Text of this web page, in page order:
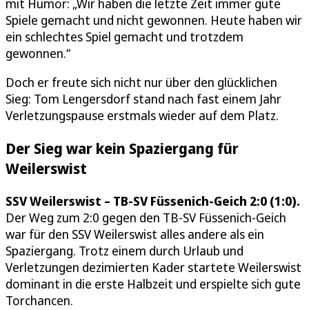
mit Humor: „Wir haben die letzte Zeit immer gute
Spiele gemacht und nicht gewonnen. Heute haben wir
ein schlechtes Spiel gemacht und trotzdem
gewonnen.“
Doch er freute sich nicht nur über den glücklichen
Sieg: Tom Lengersdorf stand nach fast einem Jahr
Verletzungspause erstmals wieder auf dem Platz.
Der Sieg war kein Spaziergang für
Weilerswist
SSV Weilerswist – TB-SV Füssenich-Geich 2:0 (1:0).
Der Weg zum 2:0 gegen den TB-SV Füssenich-Geich
war für den SSV Weilerswist alles andere als ein
Spaziergang. Trotz einem durch Urlaub und
Verletzungen dezimierten Kader startete Weilerswist
dominant in die erste Halbzeit und erspielte sich gute
Torchancen.